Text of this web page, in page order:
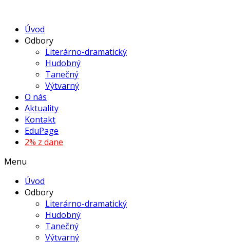
Úvod
Odbory
Literárno-dramatický
Hudobný
Tanečný
Výtvarný
O nás
Aktuality
Kontakt
EduPage
2% z dane
Menu
Úvod
Odbory
Literárno-dramatický
Hudobný
Tanečný
Výtvarný